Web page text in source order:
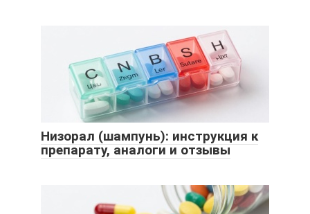
Низорал (шампунь): инструкция к
препарату, аналоги и отзывы